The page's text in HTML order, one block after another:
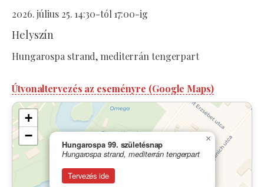
2026. július 25. 14:30-tól 17:00-ig
Helyszín
Hungarospa strand, mediterrán tengerpart
Útvonaltervezés az eseményre (Google Maps)
Hungarospa 99. születésnap
Hungarospa strand, mediterrán tengerpart
Tervezés ide
×
+
−